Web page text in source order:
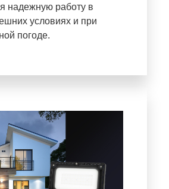
надежную работу в
условиях и при
погоде.